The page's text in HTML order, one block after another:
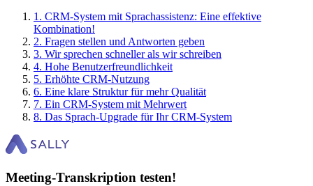
1 . CRM-System mit Sprachassistenz: Eine effektive
Kombination!
2. Fragen stellen und Antworten geben
3. Wir sprechen schneller als wir schreiben
4. Hohe Benutzerfreundlichkeit
5. Erhöhte CRM-Nutzung
6. Eine klare Struktur für mehr Qualität
7. Ein CRM-System mit Mehrwert
8. Das Sprach-Upgrade für Ihr CRM-System
Meeting-Transkription testen!